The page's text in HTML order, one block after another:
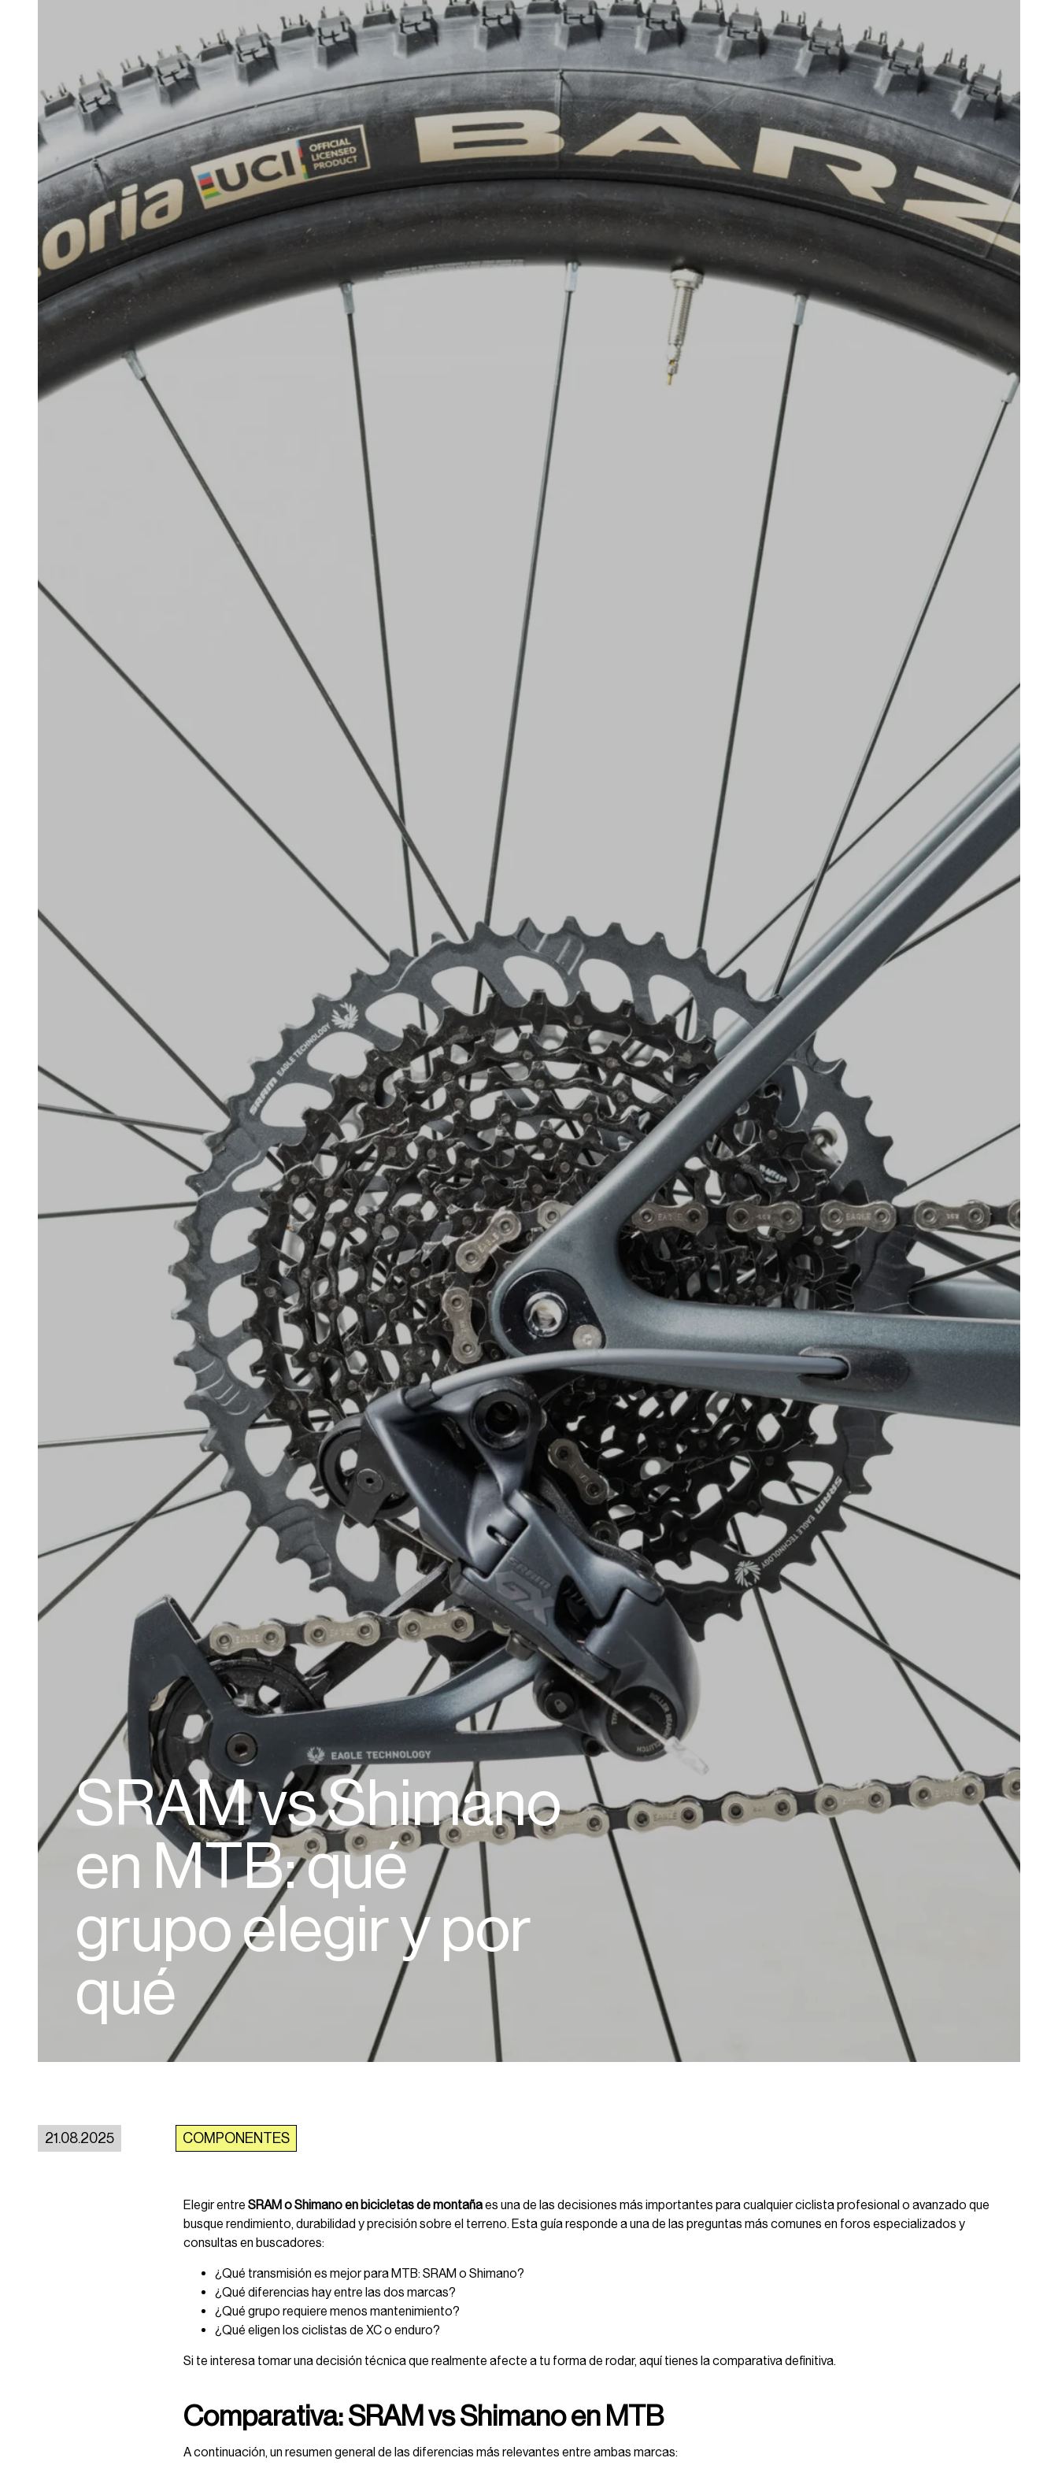
SRAM vs Shimano
en MTB: qué
grupo elegir y por
qué
21.08.2025 COMPONENTES
Elegir entre SRAM o Shimano en bicicletas de montañaes una de las decisiones más importantes para cualquier ciclista profesional o avanzado que
busque rendimiento, durabilidad y precisión sobre el terreno. Esta guía responde a una de las preguntas más comunes en foros especializados y
consultas en buscadores:
¿Qué transmisión es mejor para MTB: SRAM o Shimano?
¿Qué diferencias hay entre las dos marcas?
¿Qué grupo requiere menos mantenimiento?
¿Qué eligen los ciclistas de XC o enduro?
Si te interesa tomar una decisión técnica que realmente afecte a tu forma de rodar, aquí tienes la comparativa definitiva.
Comparativa: SRAM vs Shimano en MTB
A continuación, un resumen general de las diferencias más relevantes entre ambas marcas: